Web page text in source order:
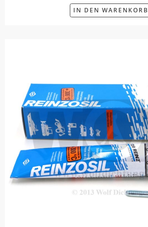
IN DEN WARENKORB